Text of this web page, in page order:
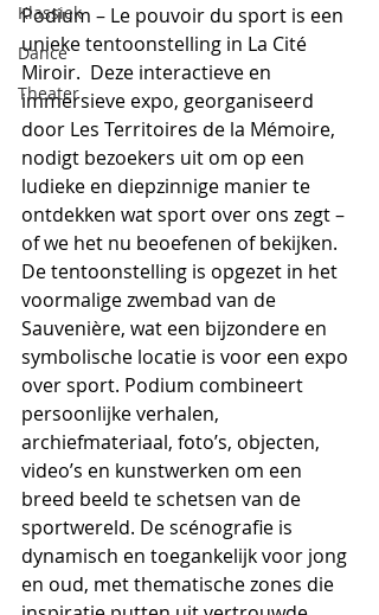
Klassiek
Dance
Theater
Podium – Le pouvoir du sport is een
unieke tentoonstelling in La Cité
Miroir.  Deze interactieve en
immersieve expo, georganiseerd
door Les Territoires de la Mémoire,
nodigt bezoekers uit om op een
ludieke en diepzinnige manier te
ontdekken wat sport over ons zegt –
of we het nu beoefenen of bekijken.​
De tentoonstelling is opgezet in het
voormalige zwembad van de
Sauvenière, wat een bijzondere en
symbolische locatie is voor een expo
over sport. Podium combineert
persoonlijke verhalen,
archiefmateriaal, foto’s, objecten,
video’s en kunstwerken om een
breed beeld te schetsen van de
sportwereld. De scénografie is
dynamisch en toegankelijk voor jong
en oud, met thematische zones die